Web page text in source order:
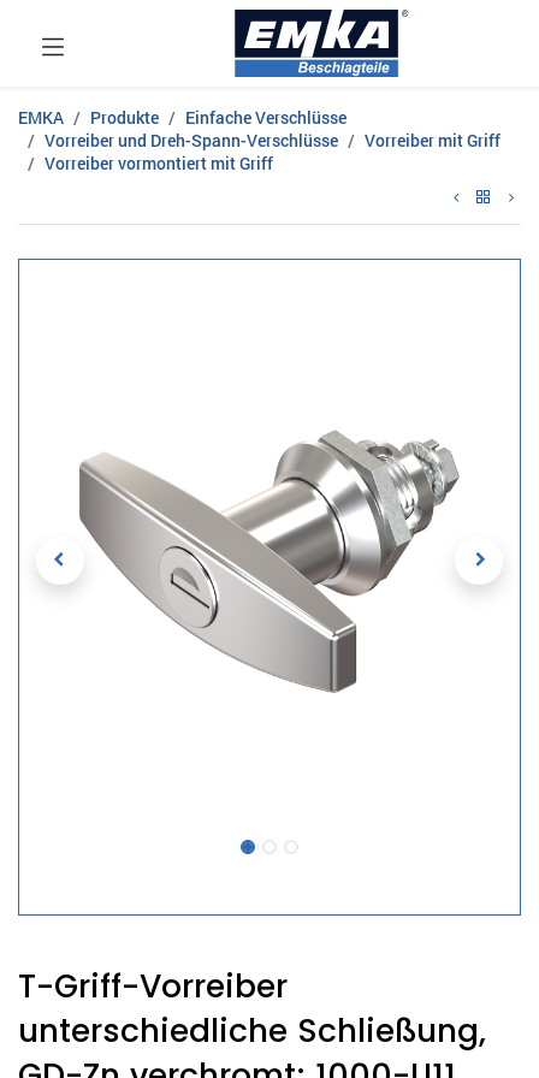
EMKA Produkte
Einfache Verschlüsse
Vorreiber und Dreh-Spann-Verschlüsse
Vorreiber mit Griff
Vorreiber vormontiert mit Griff
T-Griff-Vorreiber
unterschiedliche Schließung,